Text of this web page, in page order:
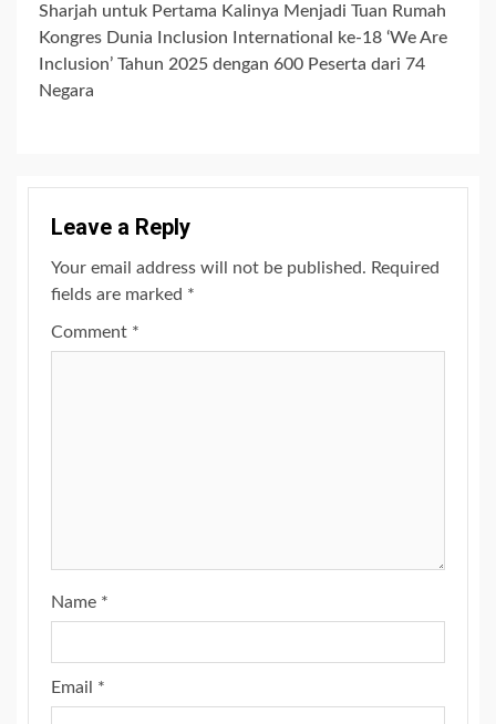
Sharjah untuk Pertama Kalinya Menjadi Tuan Rumah
Kongres Dunia Inclusion International ke-18 ‘We Are
Inclusion’ Tahun 2025 dengan 600 Peserta dari 74
Negara
Leave a Reply
Your email address will not be published. Required
fields are marked *
Comment *
Name *
Email *